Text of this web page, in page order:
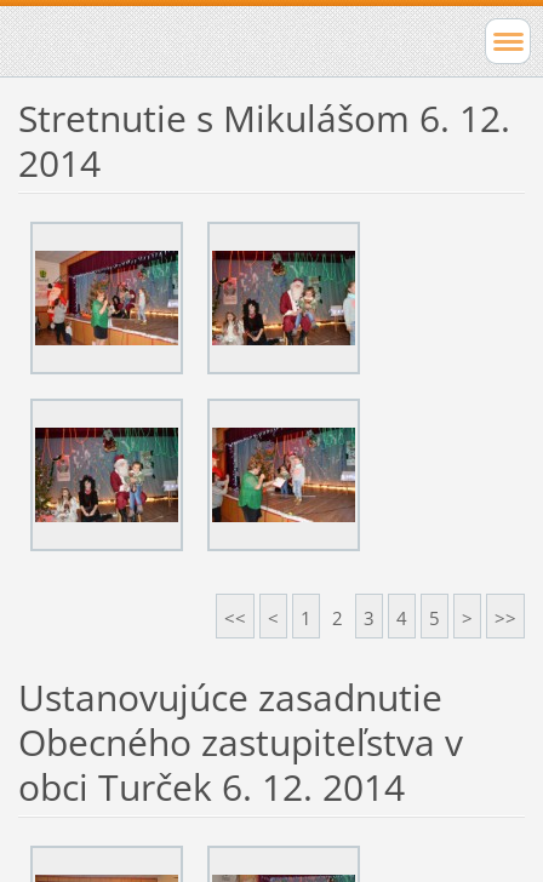
Stretnutie s Mikulášom 6. 12.
2014
<< < 1 2 3 4 5 > >>
Ustanovujúce zasadnutie
Obecného zastupiteľstva v
obci Turček 6. 12. 2014